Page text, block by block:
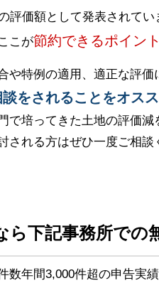
評価額として発表されてい
こが節約できるポイント
や特例の適用、適正な評価
をされることをオス
で培ってきた土地の評価
れる方はぜひ一度ご相談
ら下記事務所での
年間3,000件超の申告実